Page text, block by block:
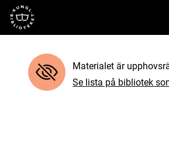
Till startsidan
Materialet är
Se lista på bibliotek